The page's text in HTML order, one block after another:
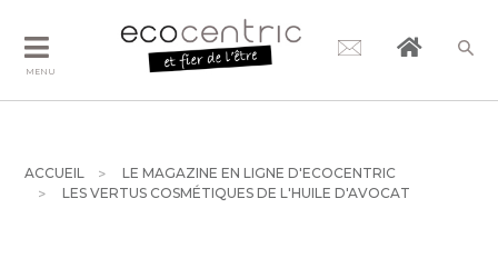
MENU
ACCUEIL
LE MAGAZINE EN LIGNE D'ECOCENTRIC
LES VERTUS COSMÉTIQUES DE L'HUILE D'AVOCAT